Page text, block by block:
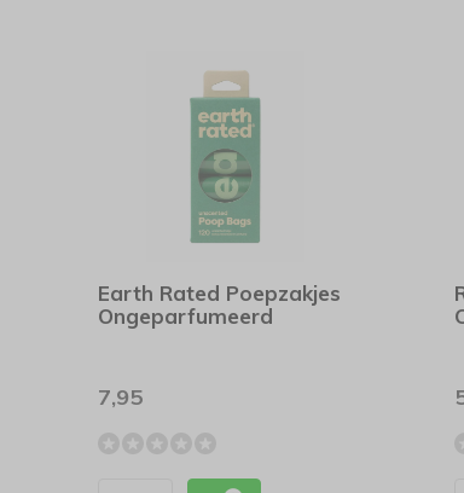
Earth Rated Poepzakjes
Ongeparfumeerd
7,95